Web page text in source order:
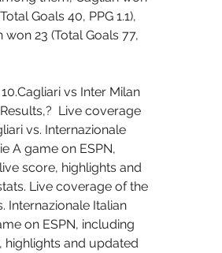
Goals 40, PPG 1.1),
won 23 (Total Goals 77,
vs Inter Milan
Live coverage
vs. Internazionale
A game on ESPN,
score, highlights and
Live coverage of the
Internazionale Italian
on ESPN, including
highlights and updated